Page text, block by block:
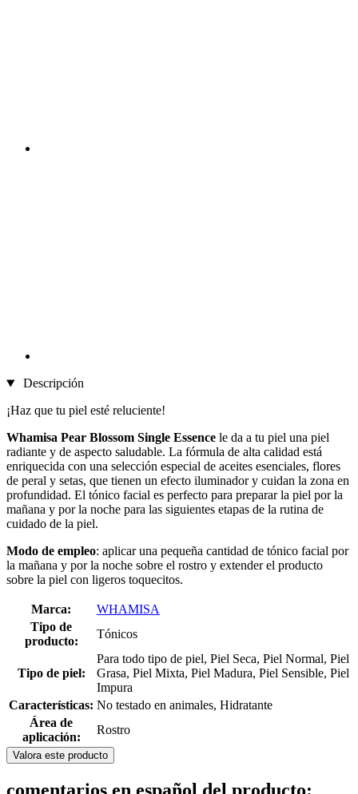
Descripción
¡Haz que tu piel esté reluciente!
Whamisa Pear Blossom Single Essence le da a tu piel una piel
radiante y de aspecto saludable. La fórmula de alta calidad está
enriquecida con una selección especial de aceites esenciales, flores
de peral y setas, que tienen un efecto iluminador y cuidan la zona en
profundidad. El tónico facial es perfecto para preparar la piel por la
mañana y por la noche para las siguientes etapas de la rutina de
cuidado de la piel.
Modo de empleo: aplicar una pequeña cantidad de tónico facial por
la mañana y por la noche sobre el rostro y extender el producto
sobre la piel con ligeros toquecitos.
Marca:
WHAMISA
Tipo de
producto:
Tónicos
Tipo de piel:
Para todo tipo de piel, Piel Seca, Piel Normal, Piel
Grasa, Piel Mixta, Piel Madura, Piel Sensible, Piel
Impura
Características: No testado en animales, Hidratante
Área de
aplicación:
Rostro
Valora este producto